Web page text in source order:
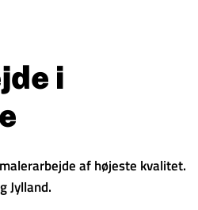
i
af højeste kvalitet.
Jylland.